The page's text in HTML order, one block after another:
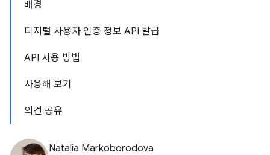
배경
디지털 사용자 인증 정보 API 발급
API 사용 방법
사용해 보기
의견 공유
Natalia Markoborodova